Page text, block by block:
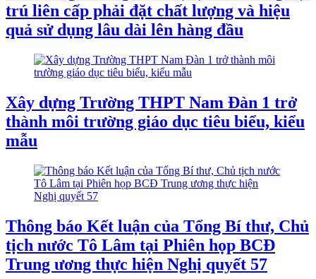
trú liên cấp phải đặt chất lượng và hiệu
quả sử dụng lâu dài lên hàng đầu
Xây dựng Trường THPT Nam Đàn 1 trở
thành môi trường giáo dục tiêu biểu, kiểu
mẫu
Thông báo Kết luận của Tổng Bí thư, Chủ
tịch nước Tô Lâm tại Phiên họp BCĐ
Trung ương thực hiện Nghị quyết 57